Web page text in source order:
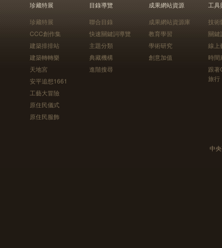
珍藏特展
珍藏特展
CCC創作集
建築排排站
建築轉轉樂
天地宮
安平追想1661
工藝大冒險
原住民儀式
原住民服飾
目錄導覽
聯合目錄
快速關鍵詞導覽
主題分類
典藏機構
進階搜尋
成果網站資源
成果網站資源庫
教育學習
學術研究
創意加值
工具
技術
關鍵
線上
時間
跟
旅行
中